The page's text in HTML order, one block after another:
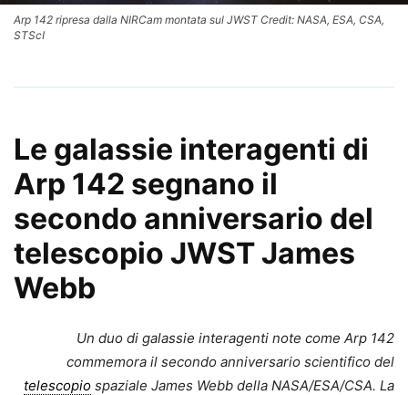
Arp 142 ripresa dalla NIRCam montata sul JWST Credit: NASA, ESA, CSA,
STScI
Le galassie interagenti di
Arp 142 segnano il
secondo anniversario del
telescopio JWST James
Webb
Un duo di galassie interagenti note come Arp 142
commemora il secondo anniversario scientifico del
telescopio spaziale James Webb della NASA/ESA/CSA. La